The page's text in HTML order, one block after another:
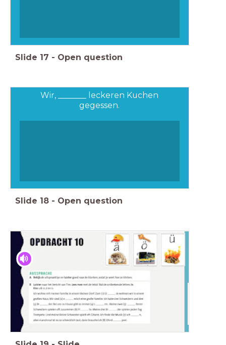
Slide 17 - Open question
Wir, _______ leckeren Kuchen
gegessen.
Slide 18 - Open question